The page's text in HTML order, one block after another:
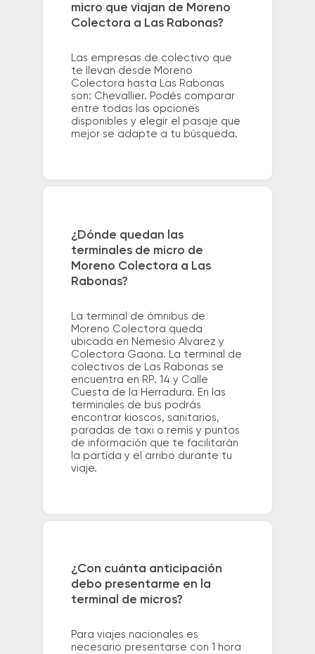
micro que viajan de Moreno
Colectora a Las Rabonas?
Las empresas de colectivo que
te llevan desde Moreno
Colectora hasta Las Rabonas
son: Chevallier. Podés comparar
entre todas las opciones
disponibles y elegir el pasaje que
mejor se adapte a tu búsqueda.
¿Dónde quedan las
terminales de micro de
Moreno Colectora a Las
Rabonas?
La terminal de ómnibus de
Moreno Colectora queda
ubicada en Nemesio Alvarez y
Colectora Gaona. La terminal de
colectivos de Las Rabonas se
encuentra en RP. 14 y Calle
Cuesta de la Herradura. En las
terminales de bus podrás
encontrar kioscos, sanitarios,
paradas de taxi o remis y puntos
de información que te facilitarán
la partida y el arribo durante tu
viaje.
¿Con cuánta anticipación
debo presentarme en la
terminal de micros?
Para viajes nacionales es
necesario presentarse con 1 hora